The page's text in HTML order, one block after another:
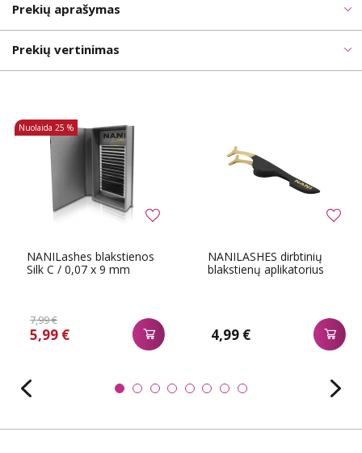
Prekių aprašymas
Prekių vertinimas
NANILashes blakstienos
Silk C / 0,07 x 9 mm
7,99 €
5,99 €
Nuolaida 25 %
NANILASHES dirbtinių
blakstienų aplikatorius
4,99 €